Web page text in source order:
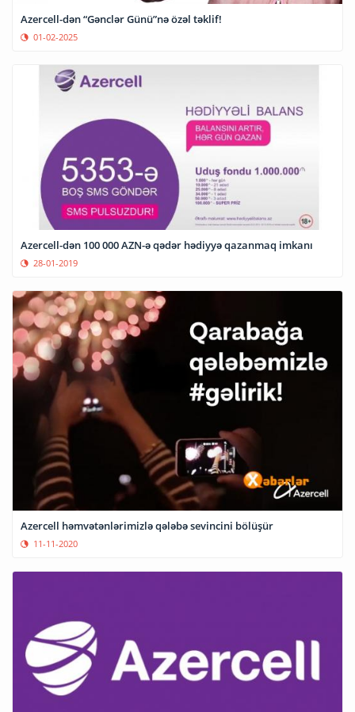
Azercell-dən “Gənclər Günü”nə özəl təklif!
01-02-2025
Azercell-dən 100 000 AZN-ə qədər hədiyyə qazanmaq imkanı
28-01-2019
Azercell həmvətənlərimizlə qələbə sevincini bölüşür
11-11-2020